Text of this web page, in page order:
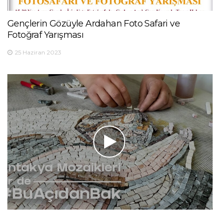
Gençlerin Gözüyle Ardahan Foto Safari ve
Fotoğraf Yarışması
25 Haziran 2023